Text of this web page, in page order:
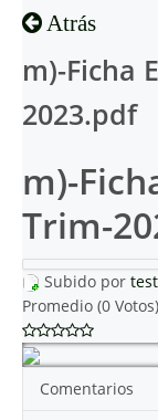
Atrás
m)-Ficha
2023.pdf
m)-
Trim-
Subido por
Promedio (0 Votos)
Comentarios